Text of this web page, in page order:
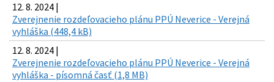
12. 8. 2024 |
Zverejnenie rozdeľovacieho plánu PPÚ Neverice - Verejná
vyhláška (448,4 kB)
12. 8. 2024 |
Zverejnenie rozdeľovacieho plánu PPÚ Neverice - Verejná
vyhláška - písomná časť (1,8 MB)